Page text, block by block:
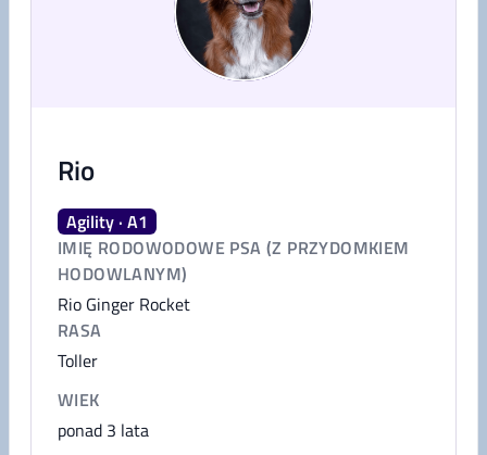
Rio
Agility · A1
IMIĘ RODOWODOWE PSA (Z PRZYDOMKIEM
HODOWLANYM)
Rio Ginger Rocket
RASA
Toller
WIEK
ponad 3 lata